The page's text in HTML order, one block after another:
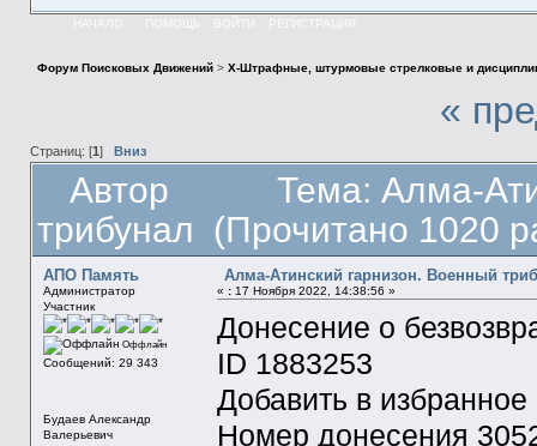
НАЧАЛО ПОМОЩЬ ВОЙТИ РЕГИСТРАЦИЯ
Форум Поисковых Движений> X-Штрафные, штурмовые стрелковые и
«
Страниц: [1 ] Вниз
Автор
Тема: Алма-
трибунал (Прочитано 1020
АПО Память
Администратор
Участник
Оффлайн
Сообщений: 29 343
Будаев Александр
Валерьевич
Алма-Атинский гарнизон. Военный
« :17 Ноября 2022, 14:38:56 »
Донесение о
ID 1883253
Добавить в избранное
Номер донесения